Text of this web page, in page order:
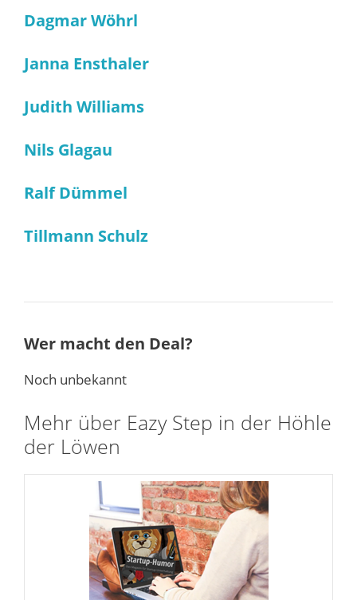
Dagmar Wöhrl
Janna Ensthaler
Judith Williams
Nils Glagau
Ralf Dümmel
Tillmann Schulz
Wer macht den Deal?
Noch unbekannt
Mehr über Eazy Step in der Höhle
der Löwen